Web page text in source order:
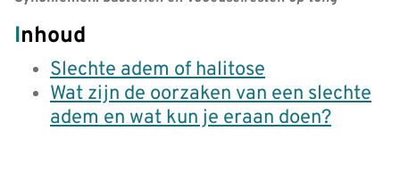
Inhoud
Slechte adem of halitose
Wat zijn de oorzaken van een slechte
adem en wat kun je eraan doen?